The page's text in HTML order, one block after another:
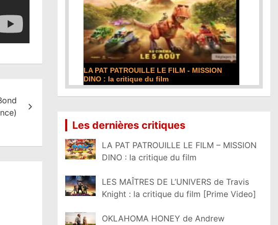
LA PAT PATROUILLE LE FILM - MISSION
DINO : la critique du film
Les dernières critiques
LA PAT PATROUILLE LE FILM – MISSION
DINO : la critique du film
LES MAÎTRES DE L’UNIVERS de Travis
Knight : la critique du film [Prime Video]
OKLAHOMA HONEY de Andrew